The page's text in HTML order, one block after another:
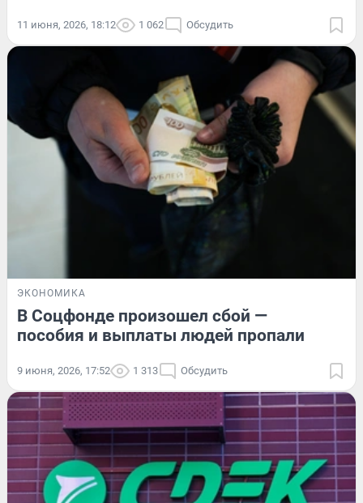
11 июня, 2026, 18:12 1 062 Обсудить
ЭКОНОМИКА
В Соцфонде произошел сбой —
пособия и выплаты людей пропали
9 июня, 2026, 17:52 1 313 Обсудить